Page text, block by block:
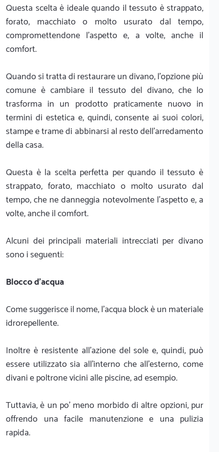
Questa scelta è ideale quando il tessuto è strappato,
forato, macchiato o molto usurato dal tempo,
compromettendone l’aspetto e, a volte, anche il
comfort.
Quando si tratta di restaurare un divano, l’opzione più
comune è cambiare il tessuto del divano, che lo
trasforma in un prodotto praticamente nuovo in
termini di estetica e, quindi, consente ai suoi colori,
stampe e trame di abbinarsi al resto dell'arredamento
della casa.
Questa è la scelta perfetta per quando il tessuto è
strappato, forato, macchiato o molto usurato dal
tempo, che ne danneggia notevolmente l'aspetto e, a
volte, anche il comfort.
Alcuni dei principali materiali intrecciati per divano
sono i seguenti:
Blocco d'acqua
Come suggerisce il nome, l'acqua block è un materiale
idrorepellente.
Inoltre è resistente all'azione del sole e, quindi, può
essere utilizzato sia all'interno che all'esterno, come
divani e poltrone vicini alle piscine, ad esempio.
Tuttavia, è un po' meno morbido di altre opzioni, pur
offrendo una facile manutenzione e una pulizia
rapida.